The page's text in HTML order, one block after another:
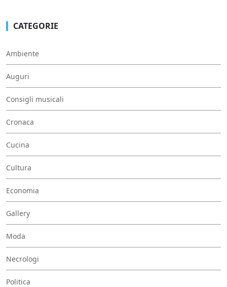
CATEGORIE
Ambiente
Auguri
Consigli musicali
Cronaca
Cucina
Cultura
Economia
Gallery
Moda
Necrologi
Politica